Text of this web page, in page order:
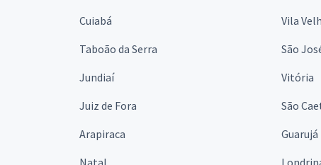
Cuiabá
Vila
Taboão da Serra
São
Jundiaí
Vitória
Juiz de Fora
São
Arapiraca
Guarujá
Natal